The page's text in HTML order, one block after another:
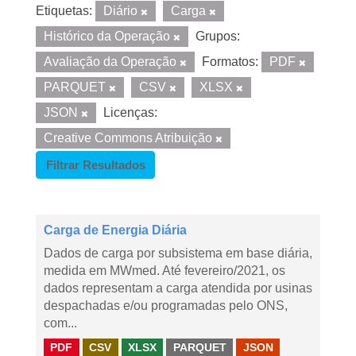
Etiquetas: Diário
Carga
Histórico da Operação
Grupos:
Avaliação da Operação
Formatos:
PDF
PARQUET
CSV
XLSX
JSON
Licenças:
Creative Commons Atribuição
Filtrar Resultados
Carga de Energia Diária
Dados de carga por subsistema em base diária,
medida em MWmed. Até fevereiro/2021, os
dados representam a carga atendida por usinas
despachadas e/ou programadas pelo ONS,
com...
PDF CSV XLSX PARQUET JSON